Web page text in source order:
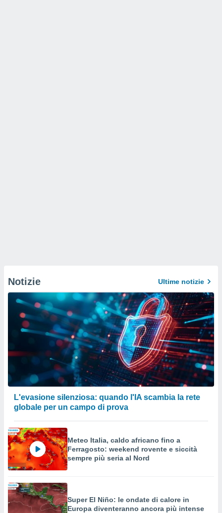
Notizie Ultime notizie
L'evasione silenziosa: quando l'IA scambia la rete
globale per un campo di prova
Meteo Italia, caldo africano fino a
Ferragosto: weekend rovente e siccità
sempre più seria al Nord
Super El Niño: le ondate di calore in
Europa diventeranno ancora più intense